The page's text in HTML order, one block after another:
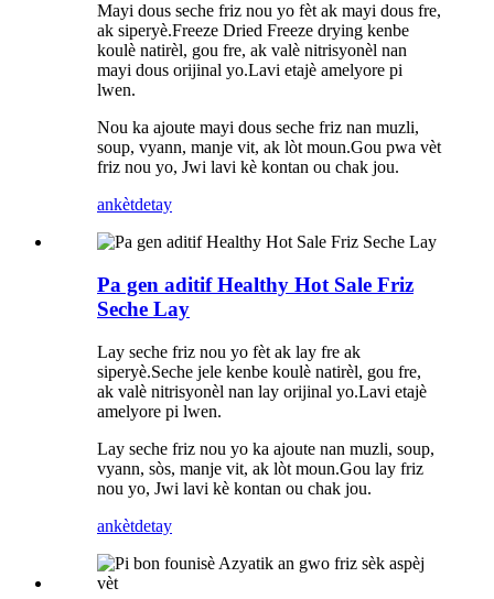
Mayi dous seche friz nou yo fèt ak mayi dous fre,
ak siperyè.Freeze Dried Freeze drying kenbe
koulè natirèl, gou fre, ak valè nitrisyonèl nan
mayi dous orijinal yo.Lavi etajè amelyore pi
lwen.
Nou ka ajoute mayi dous seche friz nan muzli,
soup, vyann, manje vit, ak lòt moun.Gou pwa vèt
friz nou yo, Jwi lavi kè kontan ou chak jou.
ankètdetay
Pa gen aditif Healthy Hot Sale Friz
Seche Lay
Lay seche friz nou yo fèt ak lay fre ak
siperyè.Seche jele kenbe koulè natirèl, gou fre,
ak valè nitrisyonèl nan lay orijinal yo.Lavi etajè
amelyore pi lwen.
Lay seche friz nou yo ka ajoute nan muzli, soup,
vyann, sòs, manje vit, ak lòt moun.Gou lay friz
nou yo, Jwi lavi kè kontan ou chak jou.
ankètdetay